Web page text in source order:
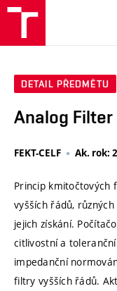
DETAIL PŘEDMĚTU
Analog
FEKT-CELF Ak. rok:
Princip kmitočtových
vyšších řádů,
jejich získání.
citlivostní a
impedanční
filtry vyšších řádů.